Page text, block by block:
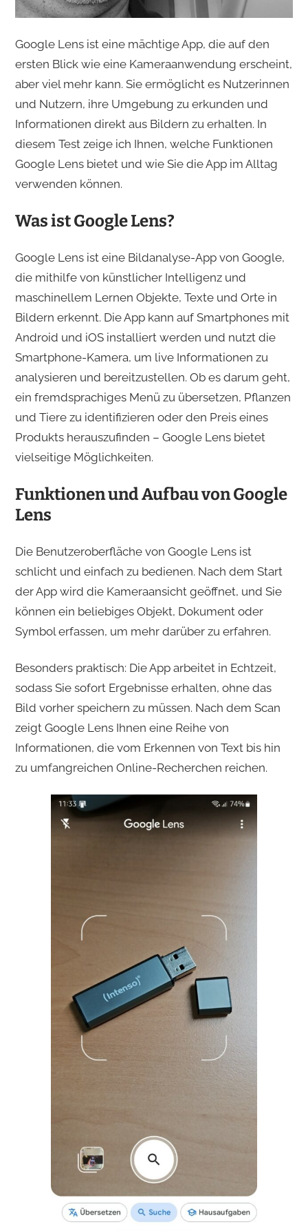
Google Lens ist eine mächtige App, die auf den
ersten Blick wie eine Kameraanwendung erscheint,
aber viel mehr kann. Sie ermöglicht es Nutzerinnen
und Nutzern, ihre Umgebung zu erkunden und
Informationen direkt aus Bildern zu erhalten. In
diesem Test zeige ich Ihnen, welche Funktionen
Google Lens bietet und wie Sie die App im Alltag
verwenden können.
Was ist Google Lens?
Google Lens ist eine Bildanalyse-App von Google,
die mithilfe von künstlicher Intelligenz und
maschinellem Lernen Objekte, Texte und Orte in
Bildern erkennt. Die App kann auf Smartphones mit
Android und iOS installiert werden und nutzt die
Smartphone-Kamera, um live Informationen zu
analysieren und bereitzustellen. Ob es darum geht,
ein fremdsprachiges Menü zu übersetzen, Pflanzen
und Tiere zu identifizieren oder den Preis eines
Produkts herauszufinden – Google Lens bietet
vielseitige Möglichkeiten.
Funktionen und Aufbau von Google
Lens
Die Benutzeroberfläche von Google Lens ist
schlicht und einfach zu bedienen. Nach dem Start
der App wird die Kameraansicht geöffnet, und Sie
können ein beliebiges Objekt, Dokument oder
Symbol erfassen, um mehr darüber zu erfahren.
Besonders praktisch: Die App arbeitet in Echtzeit,
sodass Sie sofort Ergebnisse erhalten, ohne das
Bild vorher speichern zu müssen. Nach dem Scan
zeigt Google Lens Ihnen eine Reihe von
Informationen, die vom Erkennen von Text bis hin
zu umfangreichen Online-Recherchen reichen.